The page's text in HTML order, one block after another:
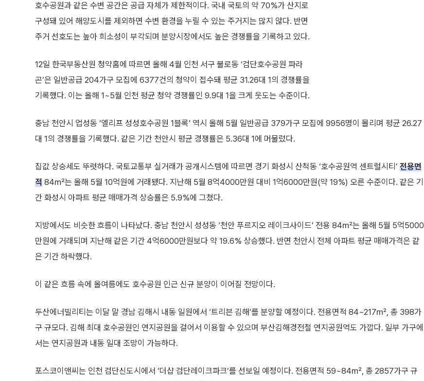
호수공원과 같은 수변 공간은 공급 자체가 제한적이다. 국내 국토의 약 70%가 산지로
구성돼 있어 해양도시를 제외하면 수변 환경을 누릴 수 있는 주거지는 많지 않다. 반면
주거 선호도는 높아 희소성이 부각되며 분양시장에서도 높은 경쟁률을 기록하고 있다.
12일 한국부동산원 청약홈에 따르면 올해 4월 인천 서구 불로동 ‘검단호수공원 파라
곤’은 일반공급 204가구 모집에 6377건의 청약이 접수돼 평균 31.26대 1의 경쟁률을
기록했다. 이는 올해 1~5월 인천 평균 청약 경쟁률인 9.9대 1을 크게 웃도는 수준이다.
충남 천안시 업성동 ‘엘리프 성성호수공원 1블록’ 역시 올해 5월 일반공급 379가구 모집에 9956명이 몰리며 평균 26.27
대 1의 경쟁률을 기록했다. 같은 기간 천안시 평균 경쟁률은 5.36대 1에 머물렀다.
집값 상승세도 뚜렷하다. 국토교통부 실거래가 공개시스템에 따르면 경기 화성시 산척동 ‘호수공원역 센트럴시티’ 전용면
적 84㎡는 올해 5월 10억원에 거래됐다. 지난해 5월 8억4000만원 대비 1억6000만원(약 19%) 오른 수준이다. 같은 기
간 화성시 아파트 평균 매매가격 상승률은 5.9%에 그쳤다.
지방에서도 비슷한 흐름이 나타났다. 충남 천안시 성성동 ‘천안 푸르지오 레이크사이드’ 전용 84㎡는 올해 5월 5억5000
만원에 거래되며 지난해 같은 기간 4억6000만원보다 약 19.6% 상승했다. 반면 천안시 전체 아파트 평균 매매가격은 같
은 기간 하락했다.
이 같은 흐름 속에 올여름에도 호수공원 인근 신규 분양이 이어질 전망이다.
두산에너빌리티는 이달 말 경남 김해시 내동 일원에서 ‘트리븐 김해’를 분양할 예정이다. 전용면적 84~217㎡, 총 398가
구 규모다. 김해 최대 호수공원인 연지공원을 걸어서 이용할 수 있으며 부산김해경전철 연지공원역도 가깝다. 일부 가구에
서는 연지공원과 내동 일대 조망이 가능하다.
포스코이앤씨는 인천 검단신도시에서 ‘더샵 검단레이크파크’를 선보일 예정이다. 전용면적 59~84㎡, 총 2857가구 규